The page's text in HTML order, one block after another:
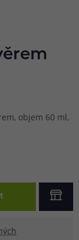
objem 60 ml,